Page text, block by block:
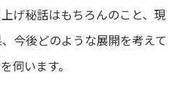
げ秘話はもちろんのこと、現
今後どのような展開を考えて
伺います。